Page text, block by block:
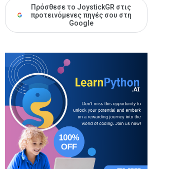
Πρόσθεσε το JoystickGR στις
προτεινόμενες πηγές σου στη
Google